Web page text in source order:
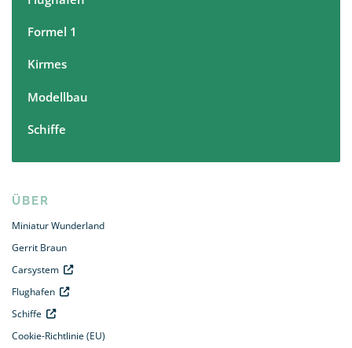
Formel 1
Kirmes
Modellbau
Schiffe
ÜBER
Miniatur Wunderland
Gerrit Braun
Carsystem
Flughafen
Schiffe
Cookie-Richtlinie (EU)